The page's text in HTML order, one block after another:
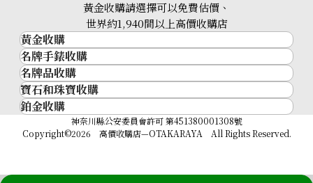
黃金收購請選擇可以免費估價、
世界約1,940間以上高價收購店
黃金收購
黃金･金條
金條
金幣及銀幣
過去十年黃金價格
金飾
名牌手錶收購
名牌手錶收購
勞力士 (Rolex)
Patek Philippe
Audemars Piguet
名牌品收購
名牌品收購
HERMES
LOUIS VUITTON
CHANEL
寶石和珠寶收購
寶石和珠寶
祖母綠
紅寶石
鉑金收購
神奈川縣公安委員會許可 第451380001308號
Copyright©2026 高價收購店—OTAKARAYA All Rights Reserved.